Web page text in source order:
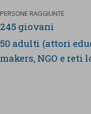
PERSONE RAGGIUNTE
245 giovani
50 adulti (attori
makers, NGO e reti